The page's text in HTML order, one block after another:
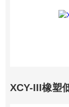
XCY-III橡塑